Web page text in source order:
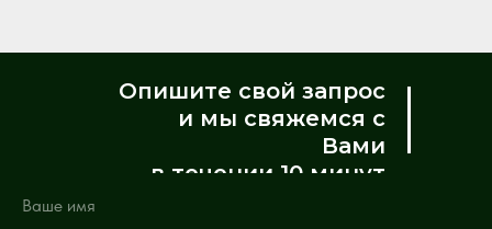
Опишите свой запрос
и мы свяжемся с
Вами
в течении 10 минут